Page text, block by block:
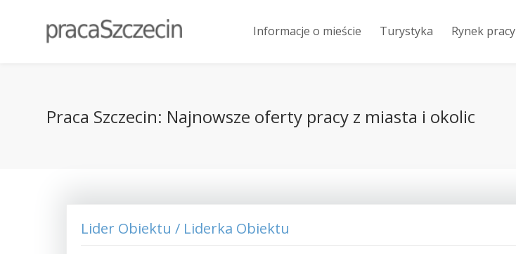
Informacje o mieście Turystyka Rynek pracy
Praca Szczecin: Najnowsze oferty pracy z miasta i okolic
Lider Obiektu / Liderka Obiektu